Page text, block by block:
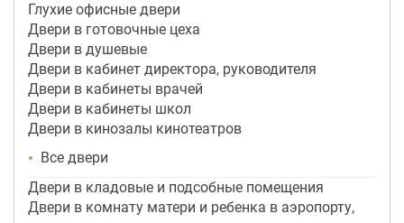
Глухие офисные двери
Двери в готовочные цеха
Двери в душевые
Двери в кабинет директора, руководителя
Двери в кабинеты врачей
Двери в кабинеты школ
Двери в кинозалы кинотеатров
Все двери
Двери в кладовые и подсобные помещения
Двери в комнату матери и ребенка в аэропорту,